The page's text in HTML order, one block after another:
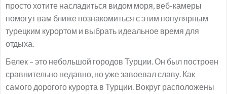
просто хотите насладиться видом моря, веб-камеры
помогут вам ближе познакомиться с этим популярным
турецким курортом и выбрать идеальное время для
отдыха.
Белек – это небольшой городов Турции. Он был построен
сравнительно недавно, но уже завоевал славу. Как
самого дорогого курорта в Турции. Вокруг расположены